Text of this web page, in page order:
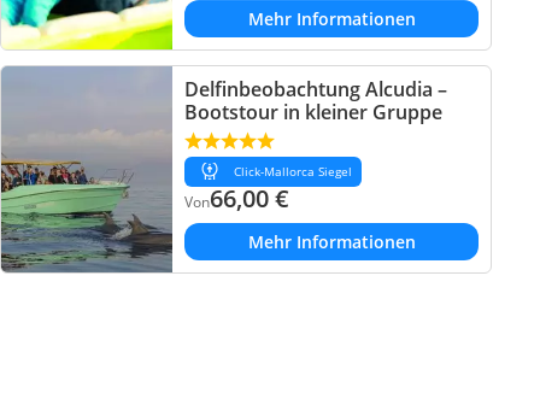
Mehr Informationen
Delfinbeobachtung Alcudia –
Bootstour in kleiner Gruppe
Click-Mallorca Siegel
Von66,00€
Mehr Informationen